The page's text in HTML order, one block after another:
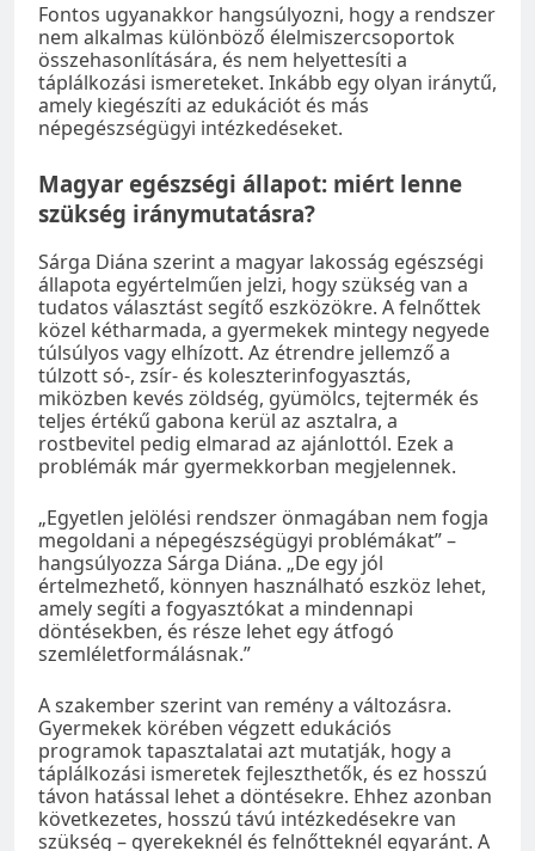
Fontos ugyanakkor hangsúlyozni, hogy a rendszer
nem alkalmas különböző élelmiszercsoportok
összehasonlítására, és nem helyettesíti a
táplálkozási ismereteket. Inkább egy olyan iránytű,
amely kiegészíti az edukációt és más
népegészségügyi intézkedéseket.
Magyar egészségi állapot: miért lenne
szükség iránymutatásra?
Sárga Diána szerint a magyar lakosság egészségi
állapota egyértelműen jelzi, hogy szükség van a
tudatos választást segítő eszközökre. A felnőttek
közel kétharmada, a gyermekek mintegy negyede
túlsúlyos vagy elhízott. Az étrendre jellemző a
túlzott só-, zsír- és koleszterinfogyasztás,
miközben kevés zöldség, gyümölcs, tejtermék és
teljes értékű gabona kerül az asztalra, a
rostbevitel pedig elmarad az ajánlottól. Ezek a
problémák már gyermekkorban megjelennek.
„Egyetlen jelölési rendszer önmagában nem fogja
megoldani a népegészségügyi problémákat” –
hangsúlyozza Sárga Diána. „De egy jól
értelmezhető, könnyen használható eszköz lehet,
amely segíti a fogyasztókat a mindennapi
döntésekben, és része lehet egy átfogó
szemléletformálásnak.”
A szakember szerint van remény a változásra.
Gyermekek körében végzett edukációs
programok tapasztalatai azt mutatják, hogy a
táplálkozási ismeretek fejleszthetők, és ez hosszú
távon hatással lehet a döntésekre. Ehhez azonban
következetes, hosszú távú intézkedésekre van
szükség – gyerekeknél és felnőtteknél egyaránt. A